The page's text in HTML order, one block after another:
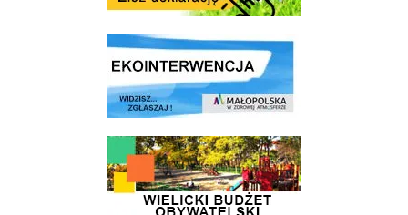
link do strony ekointerwencja dot.- powietrza
link do strony - Wielicki Budżet Obywatelski